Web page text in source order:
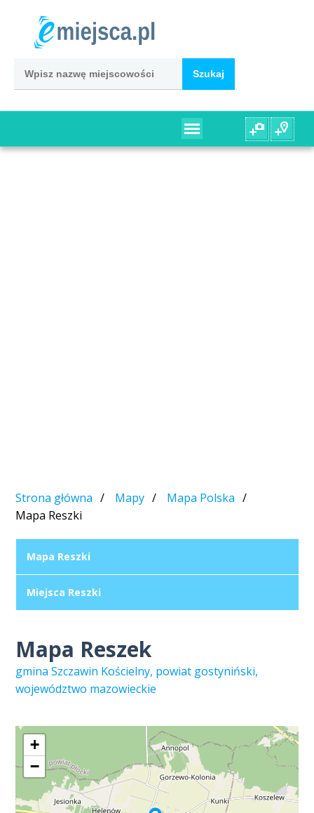
Strona główna Mapy
Mapa Polska
Mapa Reszki
Mapa Reszki
Miejsca Reszki
Mapa Reszek
gmina Szczawin Kościelny, powiat gostyniński,
województwo mazowieckie
+
−